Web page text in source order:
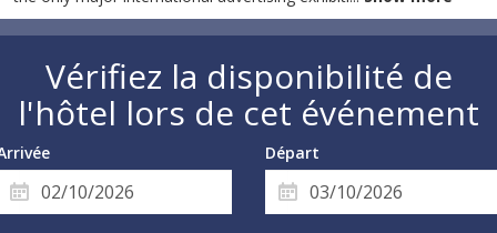
Vérifiez la disponibilité de
l'hôtel lors de cet événement
Départ